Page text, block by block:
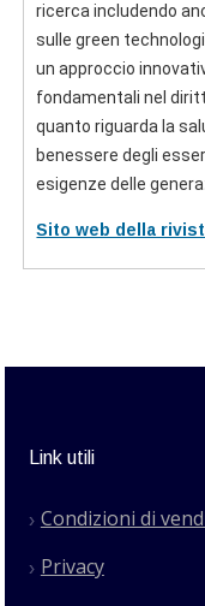
ricerca includendo
sulle green
un approccio
fondamentali nel
quanto riguarda la
benessere degli
esigenze delle
Sito web della
Link utili
Condizioni di
Privacy